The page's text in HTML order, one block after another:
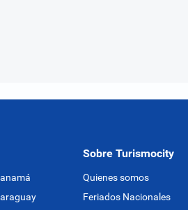
Sobre Turismocity
Quienes somos
Feriados Nacionales